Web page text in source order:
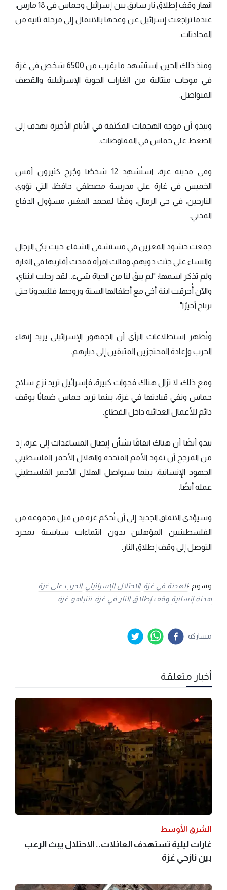
انهار وقف إطلاق نار سابق بين إسرائيل وحماس في 18 مارس،
عندما تراجعت إسرائيل عن وعدها بالانتقال إلى مرحلة ثانية من
المحادثات.
ومنذ ذلك الحين، استشهد ما يقرب من 6500 شخص في غزة
في موجات متتالية من الغارات الجوية الإسرائيلية والقصف
المتواصل.
ويبدو أن موجة الهجمات المكثفة في الأيام الأخيرة تهدف إلى
الضغط على حماس في المفاوضات.
وفي مدينة غزة، استُشهِد 12 شخصًا وجُرح كثيرون أمس
الخميس في غارة على مدرسة مصطفى حافظ، التي تؤوي
النازحين، في حي الرمال، وفقًا لمحمد المغير، مسؤول الدفاع
المدني.
جمعت حشود المعزين في مستشفى الشفاء، حيث بكى الرجال
والنساء على جثث ذويهم، وقالت امرأة فقدت أقاربها في الغارة
ولم تذكر اسمها: "لم يبقَ لنا من الحياة شيء.. لقد رحلت ابنتاي،
والآن أُحرقت ابنة أخي مع أطفالها الستة وزوجها، فليُبيدونا حتى
نرتاح أخيرًا".
وتُظهر استطلاعات الرأي أن الجمهور الإسرائيلي يريد إنهاء
الحرب وإعادة المحتجزين المتبقين إلى ديارهم.
ومع ذلك، لا تزال هناك فجوات كبيرة، فإسرائيل تريد نزع سلاح
حماس ونفي قيادتها في غزة، بينما تريد حماس ضمانًا بوقف
دائم للأعمال العدائية داخل القطاع.
يبدو أيضًا أن هناك اتفاقًا بشأن إيصال المساعدات إلى غزة، إذ
من المرجح أن تقود الأمم المتحدة والهلال الأحمر الفلسطيني
الجهود الإنسانية، بينما سيواصل الهلال الأحمر الفلسطيني
عمله أيضًا.
وسيؤدي الاتفاق الجديد إلى أن تُحكم غزة من قبل مجموعة من
الفلسطينيين المؤهلين بدون انتماءات سياسية بمجرد
التوصل إلى وقف إطلاق النار.
وسوم :الهدنة في غزة الاحتلال الإسرائيلي الحرب على غزة
هدنة إنسانية وقف إطلاق النار في غزة نتنياهو غزة
مشاركة
أخبار متعلقة
الشرق الأوسط
غارات ليلية تستهدف العائلات.. الاحتلال يبث الرعب
بين نازحي غزة